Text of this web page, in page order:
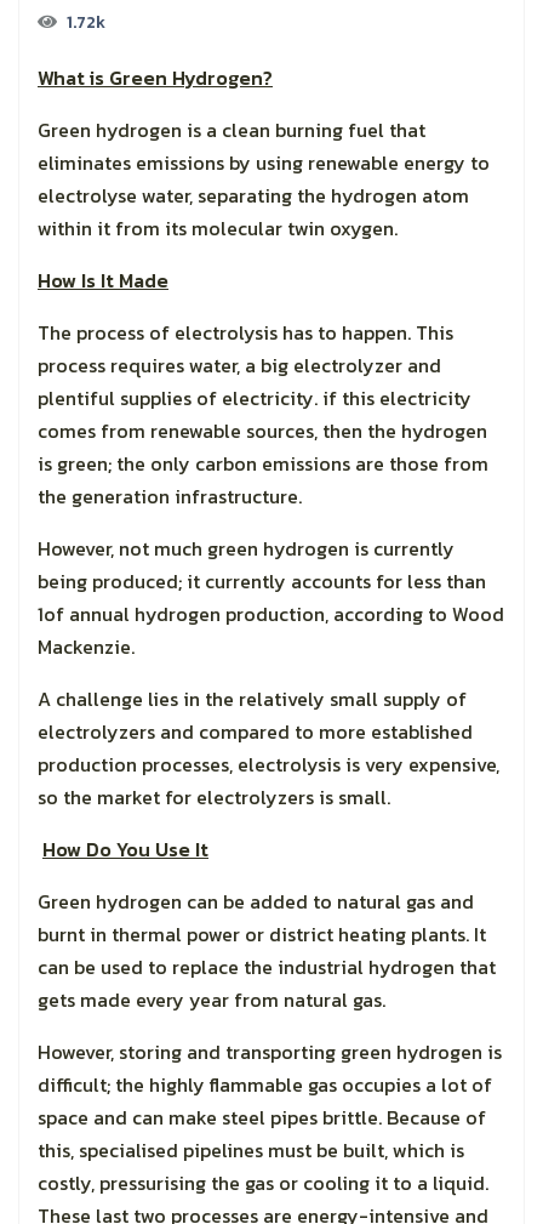
1.72k
What is Green Hydrogen?
Green hydrogen is a clean burning fuel that
eliminates emissions by using renewable energy to
electrolyse water, separating the hydrogen atom
within it from its molecular twin oxygen.
How Is It Made
The process of electrolysis has to happen. This
process requires water, a big electrolyzer and
plentiful supplies of electricity. if this electricity
comes from renewable sources, then the hydrogen
is green; the only carbon emissions are those from
the generation infrastructure.
However, not much green hydrogen is currently
being produced; it currently accounts for less than
1of annual hydrogen production, according to Wood
Mackenzie.
A challenge lies in the relatively small supply of
electrolyzers and compared to more established
production processes, electrolysis is very expensive,
so the market for electrolyzers is small.
How Do You Use It
Green hydrogen can be added to natural gas and
burnt in thermal power or district heating plants. It
can be used to replace the industrial hydrogen that
gets made every year from natural gas.
However, storing and transporting green hydrogen is
difficult; the highly flammable gas occupies a lot of
space and can make steel pipes brittle. Because of
this, specialised pipelines must be built, which is
costly, pressurising the gas or cooling it to a liquid.
These last two processes are energy-intensive and